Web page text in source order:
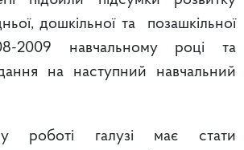
дошкільної та позашкільної
2009 навчальному році та
на наступний навчальний
у роботі галузі має стати